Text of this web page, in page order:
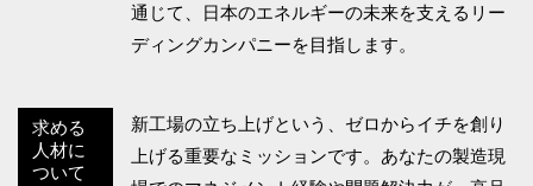
通じて、日本のエネルギーの未来を支えるリー
ディングカンパニーを目指します。
求める
人材に
ついて
新工場の立ち上げという、ゼロからイチを創り
上げる重要なミッションです。あなたの製造現